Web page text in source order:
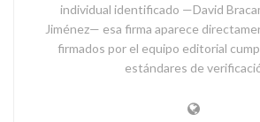
individual identificado —David
Jiménez— esa firma aparece
firmados por el equipo editorial
estándares de